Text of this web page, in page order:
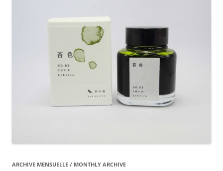
ARCHIVE MENSUELLE / MONTHLY ARCHIVE